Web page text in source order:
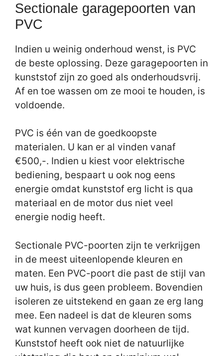
Sectionale garagepoorten van
PVC
Indien u weinig onderhoud wenst, is PVC
de beste oplossing. Deze garagepoorten in
kunststof zijn zo goed als onderhoudsvrij.
Af en toe wassen om ze mooi te houden, is
voldoende.
PVC is één van de goedkoopste
materialen. U kan er al vinden vanaf
€500,-. Indien u kiest voor elektrische
bediening, bespaart u ook nog eens
energie omdat kunststof erg licht is qua
materiaal en de motor dus niet veel
energie nodig heeft.
Sectionale PVC-poorten zijn te verkrijgen
in de meest uiteenlopende kleuren en
maten. Een PVC-poort die past de stijl van
uw huis, is dus geen probleem. Bovendien
isoleren ze uitstekend en gaan ze erg lang
mee. Een nadeel is dat de kleuren soms
wat kunnen vervagen doorheen de tijd.
Kunststof heeft ook niet de natuurlijke